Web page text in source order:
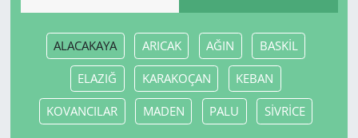
ALACAKAYA ARICAK AĞIN BASKİL
ELAZIĞ KARAKOÇAN KEBAN
KOVANCILAR MADEN PALU SİVRİCE